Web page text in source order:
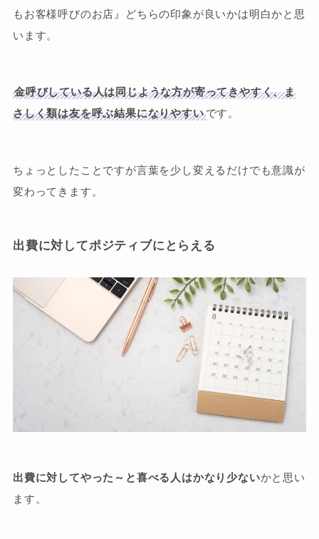
もお客様呼びのお店』どちらの印象が良いかは明白かと思
います。
金呼びしている人は同じような方が寄ってきやすく、ま
さしく類は友を呼ぶ結果になりやすいです。
ちょっとしたことですが言葉を少し変えるだけでも意識が
変わってきます。
出費に対してポジティブにとらえる
出費に対してやった～と喜べる人はかなり少ないかと思い
ます。